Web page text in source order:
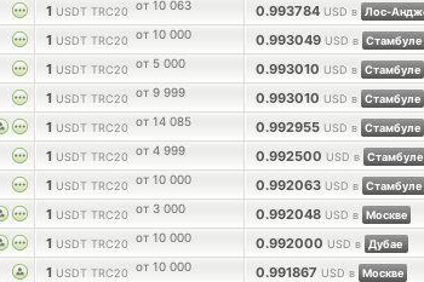
1 USDT TRC20 от 10 063 0.993784 USD в
1 USDT TRC20 от 10 000 0.993049 USD в Стамбуле
1 USDT TRC20 от 5 000 0.993010 USD в Стамбуле
1 USDT TRC20 от 9 999 0.993010 USD в Стамбуле
1 USDT TRC20 от 14 085 0.992955 USD в Стамбуле
1 USDT TRC20 от 4 999 0.992500 USD в Стамбуле
1 USDT TRC20 от 10 000 0.992063 USD в Стамбуле
1 USDT TRC20 от 3 000 0.992048 USD в Москве
1 USDT TRC20 от 10 000 0.992000 USD в Дубае
1 USDT TRC20 от 10 000 0.991867 USD в Москве